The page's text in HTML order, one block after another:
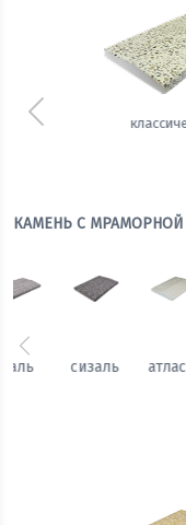
белый
Предыдущий
КАМЕНЬ С МРАМОРНОЙ
каштан жаккард
Предыдущий